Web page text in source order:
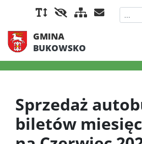
GMINA
BUKOWSKO
Sprzedaż
biletów